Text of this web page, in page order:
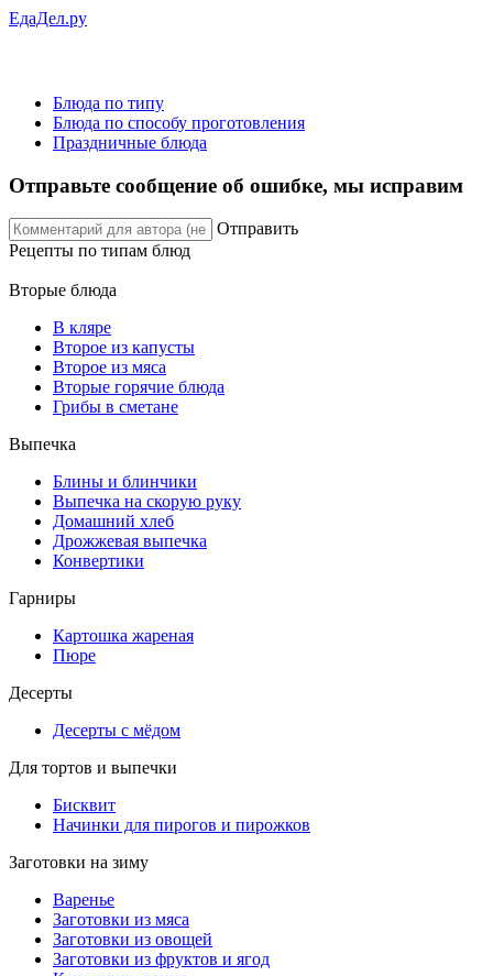
ЕдаДел.ру
Блюда по типу
Блюда по способу проготовления
Праздничные блюда
Отправьте сообщение об ошибке, мы исправим
Отправить
Рецепты по типам блюд
Вторые блюда
В кляре
Второе из капусты
Второе из мяса
Вторые горячие блюда
Грибы в сметане
Выпечка
Блины и блинчики
Выпечка на скорую руку
Домашний хлеб
Дрожжевая выпечка
Конвертики
Гарниры
Картошка жареная
Пюре
Десерты
Десерты с мёдом
Для тортов и выпечки
Бисквит
Начинки для пирогов и пирожков
Заготовки на зиму
Варенье
Заготовки из мяса
Заготовки из овощей
Заготовки из фруктов и ягод